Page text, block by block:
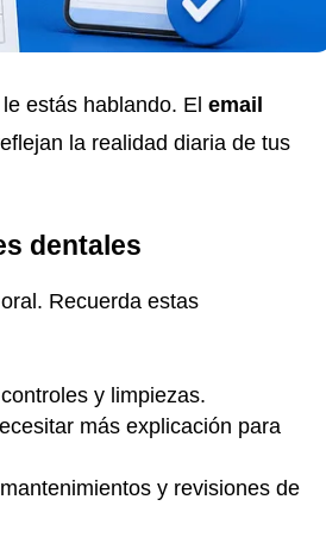
estás hablando. El email
la realidad diaria de tus
dentales
Recuerda estas
y limpiezas.
más explicación para
y revisiones de